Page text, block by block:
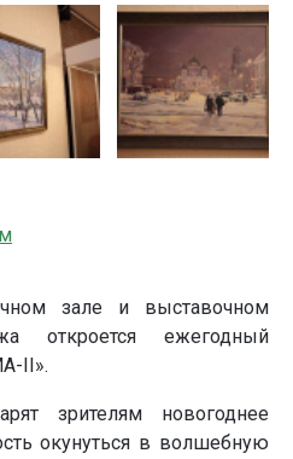
зале и выставочном
откроется ежегодный
II».
зрителям новогоднее
окунуться в волшебную